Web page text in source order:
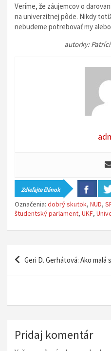
Veríme, že záujemcov o
na univerzitnej pôde. Nikdy
nebudeme potrebovať my
autorky:
Zdieľajte článok
Označenia: dobrý skutok, NUD,
študentský parlament, UKF,
Geri D. Gerhátová: Ako malá
Pridaj komentár